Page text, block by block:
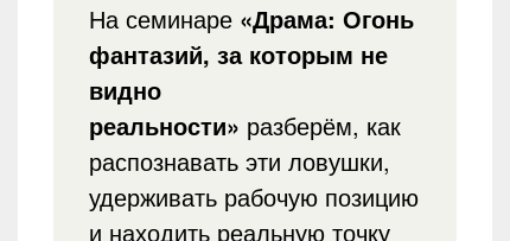
На семинаре «Драма: Огонь
фантазий, за которым не
видно
реальности» разберём, как
распознавать эти ловушки,
удерживать рабочую позицию
и находить реальную точку